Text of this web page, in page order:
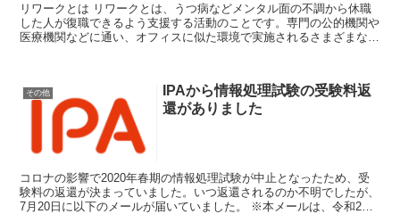
リワークとは リワークとは、うつ病などメンタル面の不調から休職
した人が復職できるよう支援する活動のことです。専門の公的機関や
医療機関などに通い、オフィスに似た環境で実施されるさまざまな復
その他
IPAから情報処理試験の受験料返
還がありました
コロナの影響で2020年春期の情報処理試験が中止となったため、受
験料の返還が決まっていました。いつ返還されるのか不明でしたが、
7月20日に以下のメールが届いていました。 ※本メールは、令和2年